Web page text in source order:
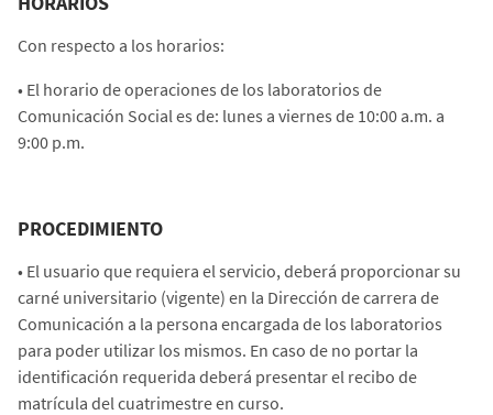
Con respecto a los horarios:
• El horario de operaciones de los laboratorios de
Comunicación Social es de: lunes a viernes de 10:00 a.m. a
9:00 p.m.
PROCEDIMIENTO
• El usuario que requiera el servicio, deberá proporcionar su
carné universitario (vigente) en la Dirección de carrera de
Comunicación a la persona encargada de los laboratorios
para poder utilizar los mismos. En caso de no portar la
identificación requerida deberá presentar el recibo de
matrícula del cuatrimestre en curso.